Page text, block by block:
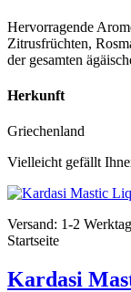
Hervorragende
Zitrusfrüchten,
der gesamten
Herkunft
Griechenland
Vielleicht gefällt
Versand: 1-2
Startseite
Kardasi